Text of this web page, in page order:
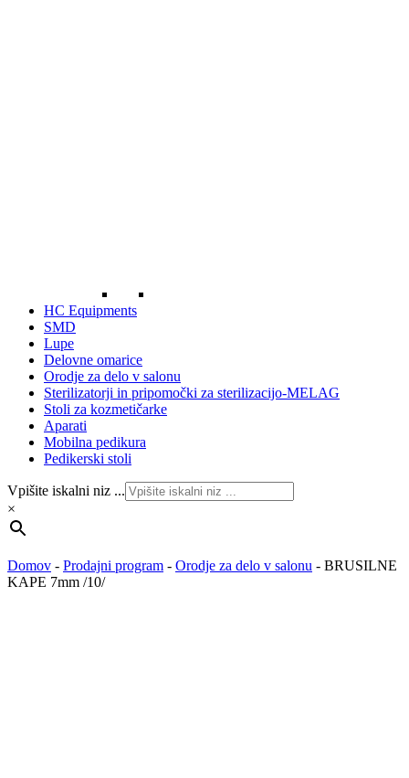
HC Equipments
SMD
Lupe
Delovne omarice
Orodje za delo v salonu
Sterilizatorji in pripomočki za sterilizacijo-MELAG
Stoli za kozmetičarke
Aparati
Mobilna pedikura
Pedikerski stoli
Vpišite iskalni niz ...
×
Domov - Prodajni program - Orodje za delo v salonu - BRUSILNE
KAPE 7mm /10/